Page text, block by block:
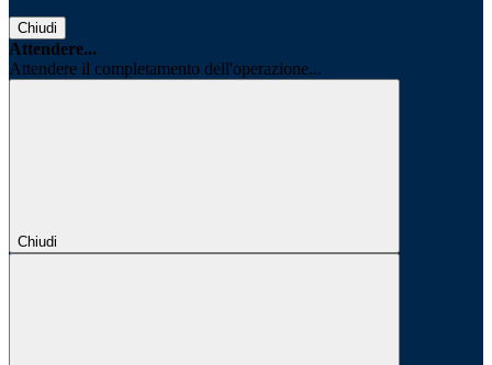
Chiudi
Attendere...
Attendere il completamento dell'operazione...
Chiudi